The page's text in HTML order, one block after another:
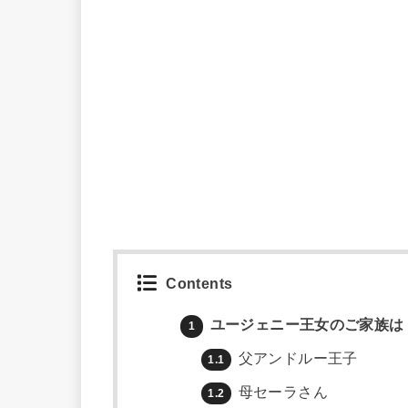
Contents
1 ユージェニー王女のご家族は
1.1 父アンドルー王子
1.2 母セーラさん